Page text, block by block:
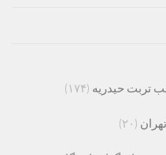
تربت حیدریه (۱۷۴)
(۲۰)